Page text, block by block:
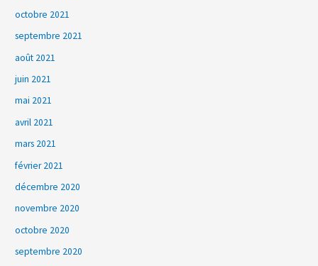
octobre 2021
septembre 2021
août 2021
juin 2021
mai 2021
avril 2021
mars 2021
février 2021
décembre 2020
novembre 2020
octobre 2020
septembre 2020